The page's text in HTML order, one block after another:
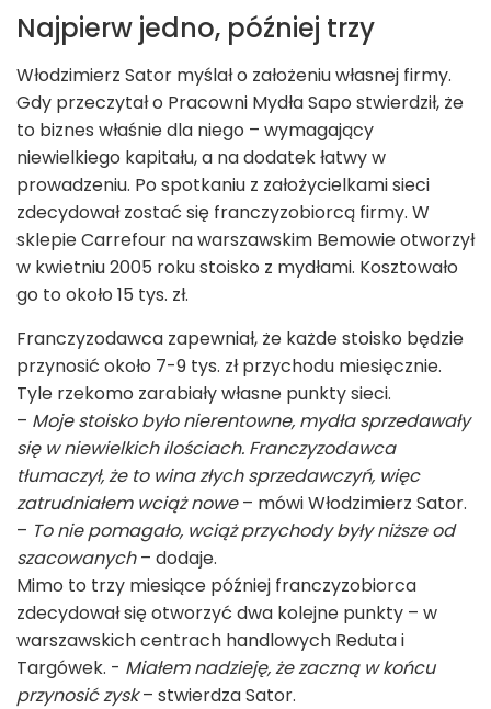
Najpierw jedno, później trzy
Włodzimierz Sator myślał o założeniu własnej firmy.
Gdy przeczytał o Pracowni Mydła Sapo stwierdził, że
to biznes właśnie dla niego – wymagający
niewielkiego kapitału, a na dodatek łatwy w
prowadzeniu. Po spotkaniu z założycielkami sieci
zdecydował zostać się franczyzobiorcą firmy. W
sklepie Carrefour na warszawskim Bemowie otworzył
w kwietniu 2005 roku stoisko z mydłami. Kosztowało
go to około 15 tys. zł.
Franczyzodawca zapewniał, że każde stoisko będzie
przynosić około 7-9 tys. zł przychodu miesięcznie.
Tyle rzekomo zarabiały własne punkty sieci.
– Moje stoisko było nierentowne, mydła sprzedawały
się w niewielkich ilościach. Franczyzodawca
tłumaczył, że to wina złych sprzedawczyń, więc
zatrudniałem wciąż nowe– mówi Włodzimierz Sator.
– To nie pomagało, wciąż przychody były niższe od
szacowanych– dodaje.
Mimo to trzy miesiące później franczyzobiorca
zdecydował się otworzyć dwa kolejne punkty – w
warszawskich centrach handlowych Reduta i
Targówek. - Miałem nadzieję, że zaczną w końcu
przynosić zysk– stwierdza Sator.